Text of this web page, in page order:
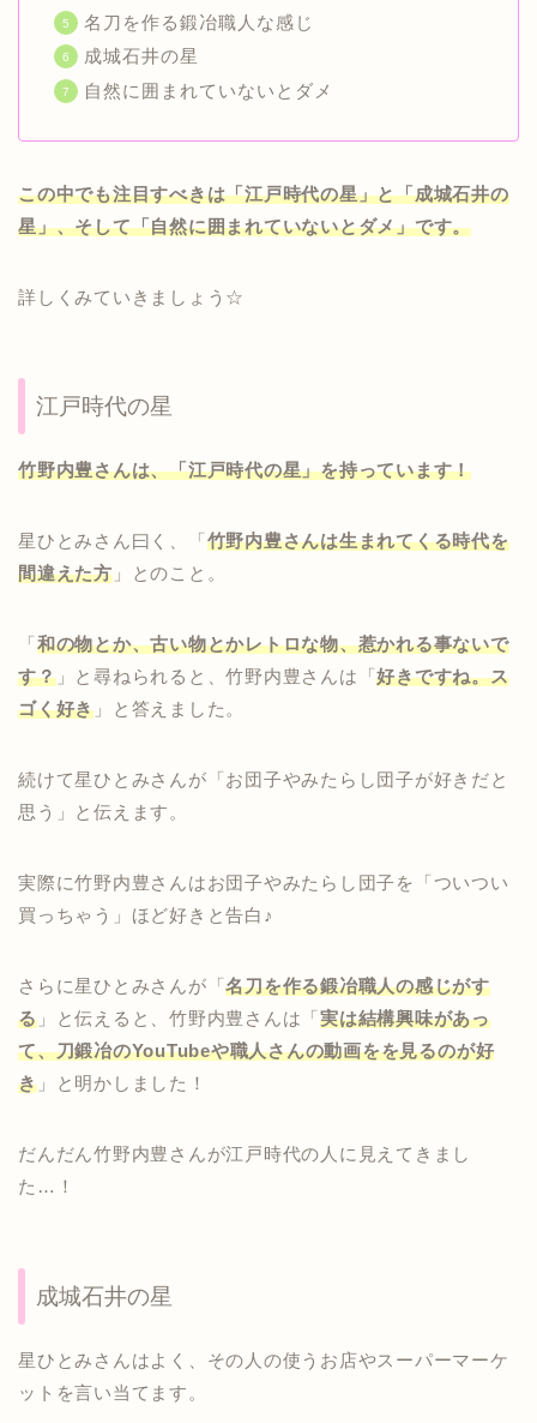
名刀を作る鍛冶職人な感じ
成城石井の星
自然に囲まれていないとダメ
この中でも注目すべきは「江戸時代の星」と「成城石井の
星」、そして「自然に囲まれていないとダメ」です。
詳しくみていきましょう☆
江戸時代の星
竹野内豊さんは、「江戸時代の星」を持っています！
星ひとみさん曰く、「竹野内豊さんは生まれてくる時代を
間違えた方」とのこと。
「和の物とか、古い物とかレトロな物、惹かれる事ないで
す？」と尋ねられると、竹野内豊さんは「好きですね。ス
ゴく好き 」と答えました。
続けて星ひとみさんが「お団子やみたらし団子が好きだと
思う」と伝えます。
実際に竹野内豊さんはお団子やみたらし団子を「ついつい
買っちゃう」ほど好きと告白♪
さらに星ひとみさんが「名刀を作る鍛冶職人の感じがす
る」と伝えると、竹野内豊さんは「実は結構興味があっ
て、刀鍛冶のYouTubeや職人さんの動画をを見るのが好
き」と明かしました！
だんだん竹野内豊さんが江戸時代の人に見えてきまし
た…！
成城石井の星
星ひとみさんはよく、その人の使うお店やスーパーマーケ
ットを言い当てます。